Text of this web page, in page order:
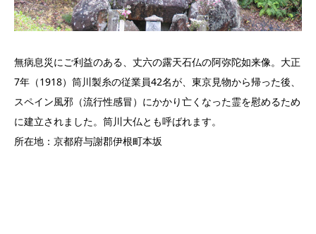
無病息災にご利益のある、丈六の露天石仏の阿弥陀如来像。大正
7年（1918）筒川製糸の従業員42名が、東京見物から帰った後、
スペイン風邪（流行性感冒）にかかり亡くなった霊を慰めるため
に建立されました。筒川大仏とも呼ばれます。
所在地：京都府与謝郡伊根町本坂